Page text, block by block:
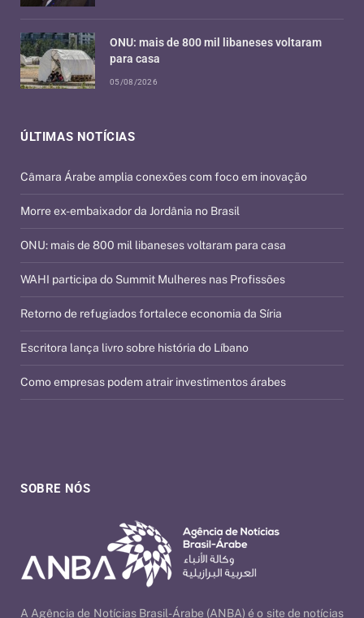
SOBRE NÓS
A Agência de Notícias Brasil-Árabe (ANBA) é o site de notícias
ÚLTIMAS NOTÍCIAS
Câmara Árabe amplia conexões com foco em inovação
Morre ex-embaixador da Jordânia no Brasil
ONU: mais de 800 mil libaneses voltaram para casa
WAHI participa do Summit Mulheres nas Profissões
Retorno de refugiados fortalece economia da Síria
Escritora lança livro sobre história do Líbano
Como empresas podem atrair investimentos árabes
ONU: mais de 800 mil libaneses voltaram
para casa
05/08/2026